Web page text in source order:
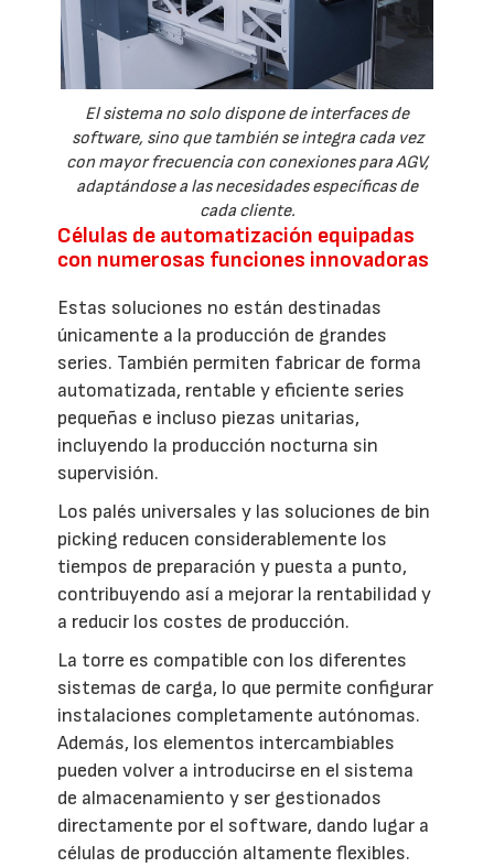
El sistema no solo dispone de interfaces de
software, sino que también se integra cada vez
con mayor frecuencia con conexiones para AGV,
adaptándose a las necesidades específicas de
cada cliente.
Células de automatización equipadas
con numerosas funciones innovadoras
Estas soluciones no están destinadas
únicamente a la producción de grandes
series. También permiten fabricar de forma
automatizada, rentable y eficiente series
pequeñas e incluso piezas unitarias,
incluyendo la producción nocturna sin
supervisión.
Los palés universales y las soluciones de bin
picking reducen considerablemente los
tiempos de preparación y puesta a punto,
contribuyendo así a mejorar la rentabilidad y
a reducir los costes de producción.
La torre es compatible con los diferentes
sistemas de carga, lo que permite configurar
instalaciones completamente autónomas.
Además, los elementos intercambiables
pueden volver a introducirse en el sistema
de almacenamiento y ser gestionados
directamente por el software, dando lugar a
células de producción altamente flexibles.